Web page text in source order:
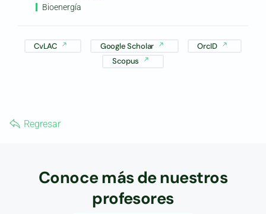
Bioenergía
CvLAC Google Scholar
OrcID
Scopus
Regresar
Conoce más de nuestros
profesores